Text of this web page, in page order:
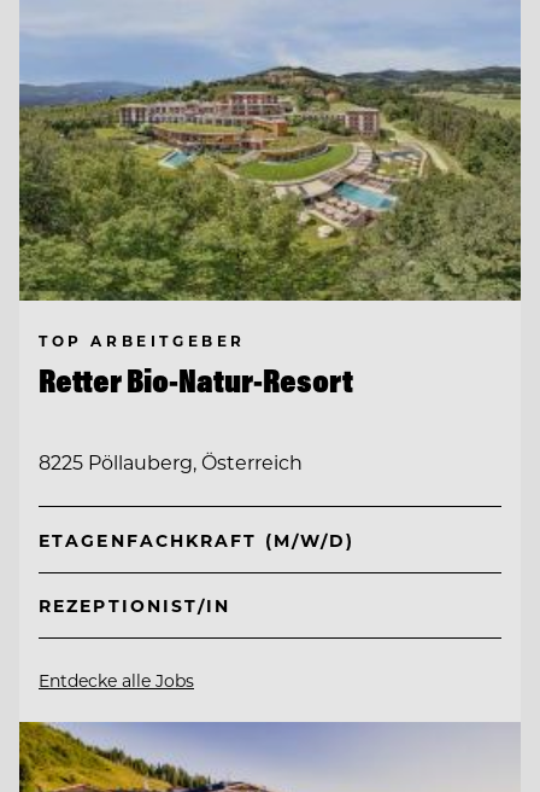
TOP ARBEITGEBER
Retter Bio-Natur-Resort
8225 Pöllauberg, Österreich
ETAGENFACHKRAFT (M/W/D)
REZEPTIONIST/IN
Entdecke alle Jobs